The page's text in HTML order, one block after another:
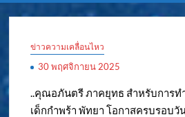
ข่าวความเคลื่อนไหว
30 พฤศจิกายน 2025
..คุณอภันตรี ภาคยุทธ สำหรับการ
เด็กกำพร้า พัทยา โอกาสครบรอบวั